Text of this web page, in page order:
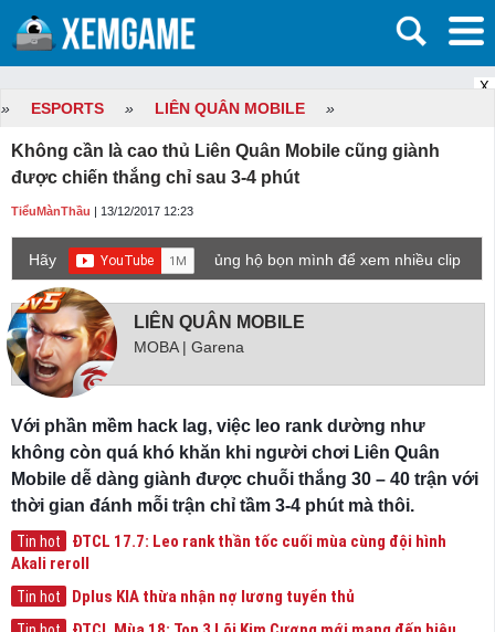
X
» ESPORTS » LIÊN QUÂN MOBILE »
Không cần là cao thủ Liên Quân Mobile cũng giành
được chiến thắng chỉ sau 3-4 phút
TiểuMànThầu | 13/12/2017 12:23
Hãy
ủng hộ bọn mình để xem nhiều clip
game mới hơn nhé!
LIÊN QUÂN MOBILE
MOBA | Garena
Với phần mềm hack lag, việc leo rank dường như
không còn quá khó khăn khi người chơi Liên Quân
Mobile dễ dàng giành được chuỗi thắng 30 – 40 trận với
thời gian đánh mỗi trận chỉ tầm 3-4 phút mà thôi.
Tin hot
ĐTCL 17.7: Leo rank thần tốc cuối mùa cùng đội hình
Akali reroll
Tin hot Dplus KIA thừa nhận nợ lương tuyển thủ